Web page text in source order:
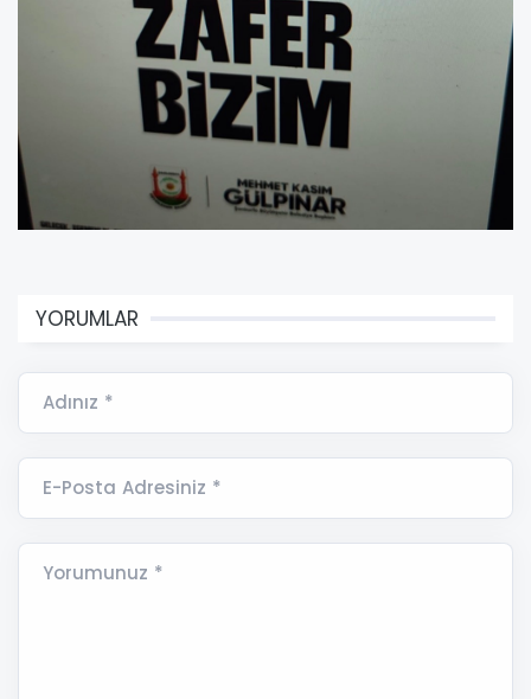
YORUMLAR
Adınız *
E-Posta Adresiniz *
Yorumunuz *